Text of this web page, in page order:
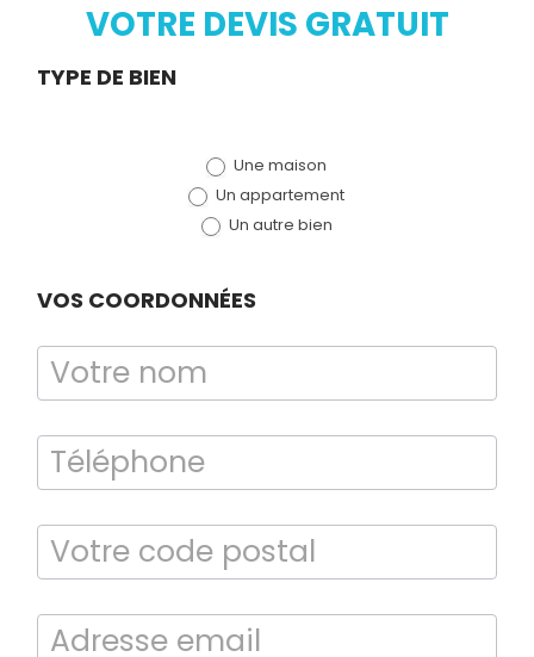
TERMITES
VOTRE DEVIS GRATUIT
Demande
TYPE DE BIEN
Une maison
Un appartement
Un autre bien
VOS COORDONNÉES